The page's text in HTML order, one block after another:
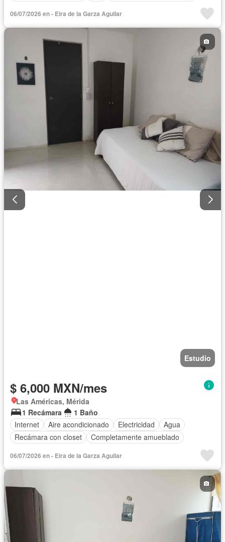
06/07/2026 en - Eira de la Garza Aguilar
Estudio
$ 6,000 MXN/mes
Las Américas, Mérida
1 Recámara
1 Baño
Internet
Aire acondicionado Electricidad
Agua
Recámara con closet
Completamente amueblado
06/07/2026 en - Eira de la Garza Aguilar